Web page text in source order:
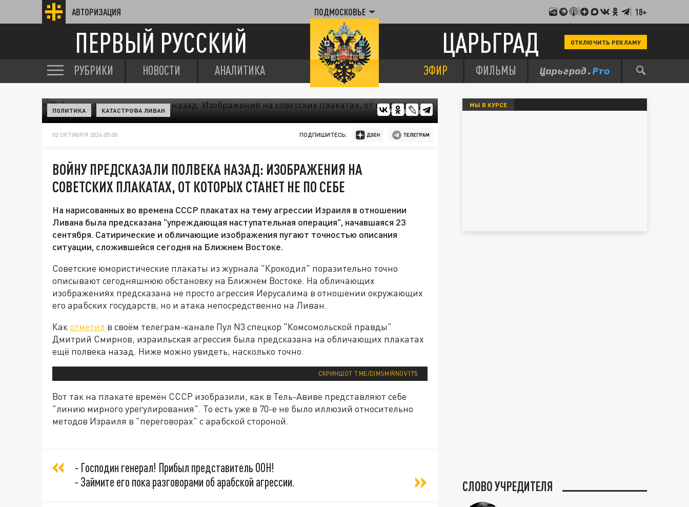
АВТОРИЗАЦИЯ ПОДМОСКОВЬЕ 18+
ПЕРВЫЙ РУССКИЙ ЦАРЬГРАД ОТКЛЮЧИТЬ РЕКЛАМУ
РУБРИКИ НОВОСТИ АНАЛИТИКА ЭФИР ФИЛЬМЫ
FREEPIK.COM
ПОЛИТИКА КАТАСТРОФА ЛИВАН
02 ОКТЯБРЯ 2024 05:00 ПОДПИШИТЕСЬ:
ВОЙНУ ПРЕДСКАЗАЛИ ПОЛВЕКА НАЗАД: ИЗОБРАЖЕНИЯ НА
СОВЕТСКИХ ПЛАКАТАХ, ОТ КОТОРЫХ СТАНЕТ НЕ ПО СЕБЕ
На нарисованных во времена СССР плакатах на тему агрессии Израиля в отношении
Ливана была предсказана "упреждающая наступательная операция", начавшаяся 23
сентября. Сатирические и обличающие изображения пугают точностью описания
ситуации, сложившейся сегодня на Ближнем Востоке.
Советские юмористические плакаты из журнала "Крокодил" поразительно точно
описывают сегодняшнюю обстановку на Ближнем Востоке. На обличающих
изображениях предсказана не просто агрессия Иерусалима в отношении окружающих
его арабских государств, но и атака непосредственно на Ливан.
Какотметил в своём телеграм-канале Пул N3 спецкор "Комсомольской правды"
Дмитрий Смирнов, израильская агрессия была предсказана на обличающих плакатах
ещё полвека назад. Ниже можно увидеть, насколько точно.
СКРИНШОТ T.ME/DIMSMIRNOV175
Вот так на плакате времён СССР изобразили, как в Тель-Авиве представляют себе
"линию мирного урегулирования". То есть уже в 70-е не было иллюзий относительно
методов Израиля в "переговорах" с арабской стороной.
- Господин генерал! Прибыл представитель ООН!
- Займите его пока разговорами об арабской агрессии.
МЫ В КУРСЕ
СЛОВО УЧРЕДИТЕЛЯ